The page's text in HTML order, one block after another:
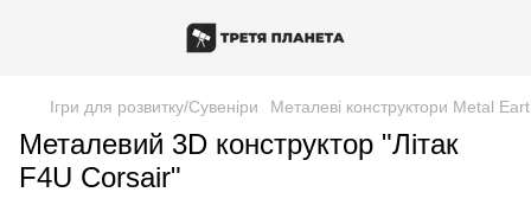
Ігри для розвитку/Сувеніри Металеві конструктори Metal
Металевий 3D конструктор "Літак
F4U Corsair"